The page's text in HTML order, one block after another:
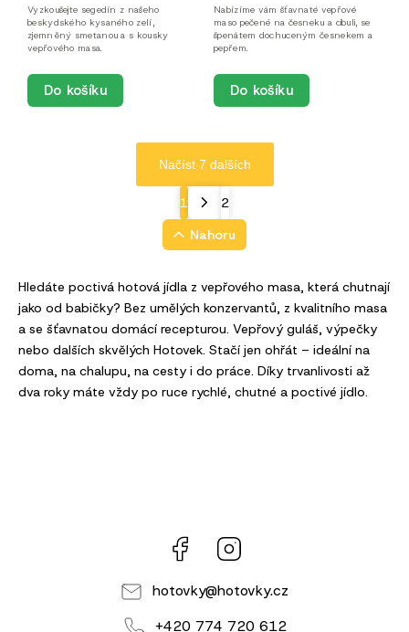
Do košíku
Vyzkoušejte segedín z našeho
beskydského kysaného zelí,
zjemněný smetanou a s kousky
vepřového masa.
Do košíku
Nabízíme vám šťavnaté vepřové
maso pečené na česneku a cibuli, se
špenátem dochuceným česnekem a
pepřem.
Načíst 7 dalších
1
2
Nahoru
Hledáte poctivá hotová jídla z vepřového masa, která chutnají
jako od babičky? Bez umělých konzervantů, z kvalitního masa
a se šťavnatou domácí recepturou. Vepřový guláš, výpečky
nebo dalších skvělých Hotovek. Stačí jen ohřát – ideální na
doma, na chalupu, na cesty i do práce. Díky trvanlivosti až
dva roky máte vždy po ruce rychlé, chutné a poctivé jídlo.
Facebook
hotovky@hotovky.cz
+420 774 720 612